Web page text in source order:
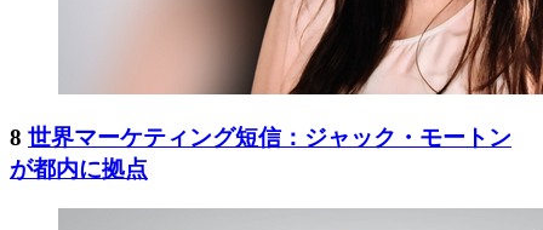
8 世界マーケティング短信：ジャック・モートン
が都内に拠点